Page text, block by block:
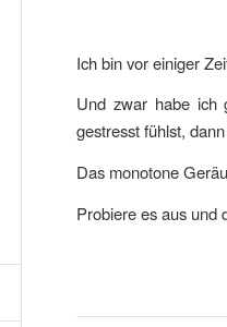
Ich bin vor einiger
Und zwar habe ich
gestresst fühlst,
Das monotone
Probiere es aus und